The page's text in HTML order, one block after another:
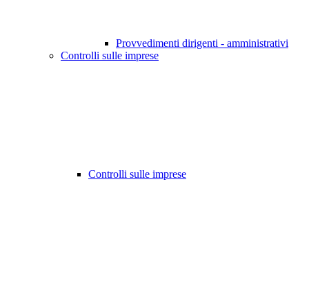
Provvedimenti dirigenti - amministrativi
Controlli sulle imprese
Controlli sulle imprese